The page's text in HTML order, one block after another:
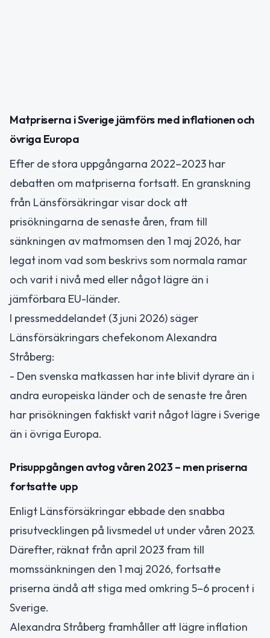
Matpriserna i Sverige jämförs med inflationen och
övriga Europa
Efter de stora uppgångarna 2022–2023 har
debatten om matpriserna fortsatt. En granskning
från Länsförsäkringar visar dock att
prisökningarna de senaste åren, fram till
sänkningen av matmomsen den 1 maj 2026, har
legat inom vad som beskrivs som normala ramar
och varit i nivå med eller något lägre än i
jämförbara EU-länder.
I pressmeddelandet (3 juni 2026) säger
Länsförsäkringars chefekonom Alexandra
Stråberg:
- Den svenska matkassen har inte blivit dyrare än i
andra europeiska länder och de senaste tre åren
har prisökningen faktiskt varit något lägre i Sverige
än i övriga Europa.
Prisuppgången avtog våren 2023 – men priserna
fortsatte upp
Enligt Länsförsäkringar ebbade den snabba
prisutvecklingen på livsmedel ut under våren 2023.
Därefter, räknat från april 2023 fram till
momssänkningen den 1 maj 2026, fortsatte
priserna ändå att stiga med omkring 5–6 procent i
Sverige.
Alexandra Stråberg framhåller att lägre inflation